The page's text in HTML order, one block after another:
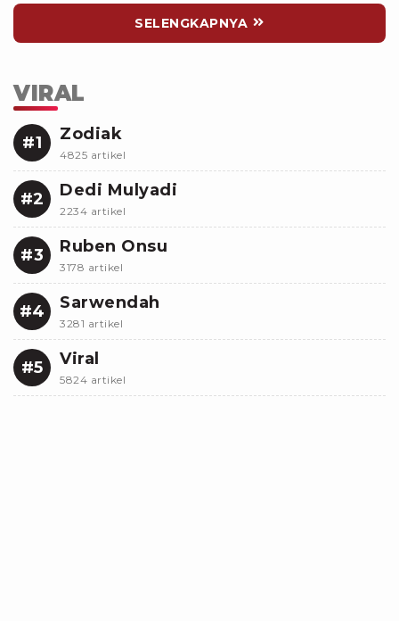
SELENGKAPNYA
VIRAL
#1 Zodiak
4825 artikel
#2 Dedi Mulyadi
2234 artikel
#3 Ruben Onsu
3178 artikel
#4 Sarwendah
3281 artikel
#5 Viral
5824 artikel